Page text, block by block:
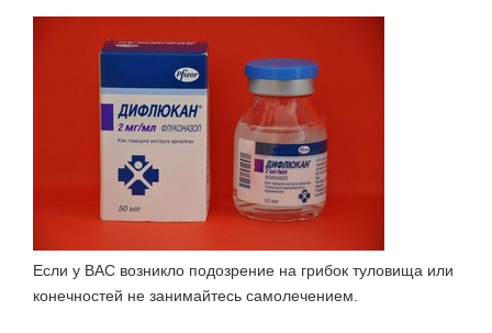
Если у ВАС возникло подозрение на грибок туловища или
конечностей не занимайтесь самолечением.